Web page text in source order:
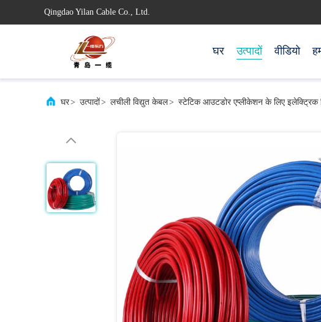
Qingdao Yilan Cable Co., Ltd.
घर उत्पादों वीडियो
घर> उत्पादों> लचीली विद्युत केबल> स्टेटिक आउटडोर एप्लीकेशन के लिए